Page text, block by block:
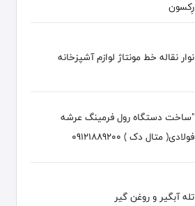
رِکسون
نوار نقاله خط مونتاژ لوازم آشپزخانه
"ساخت دستگاه رول فرمینگ عرشه
فولادی( متال دک ) 09121889200
تله آبگیر و روغن گیر